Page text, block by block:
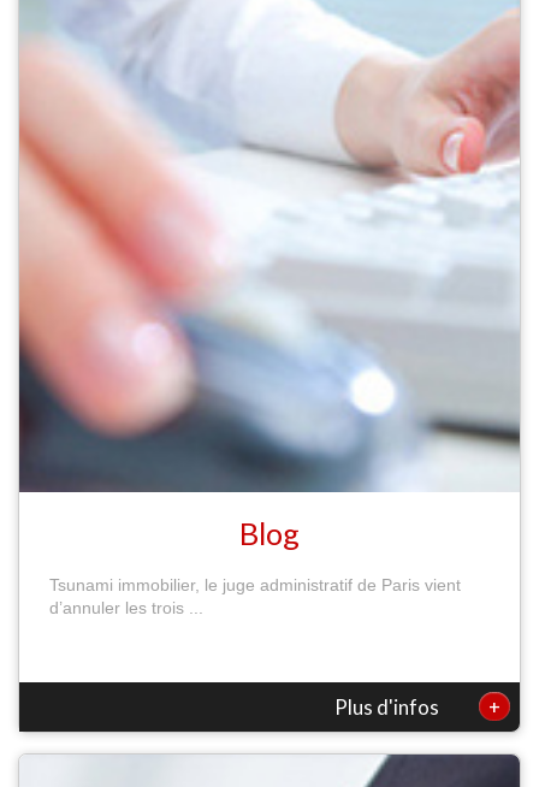
Blog
Tsunami immobilier, le juge administratif de Paris vient
d’annuler les trois ...
Plus d'infos +